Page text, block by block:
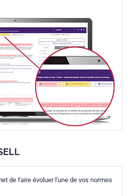
de faire évoluer l'une de vos normes